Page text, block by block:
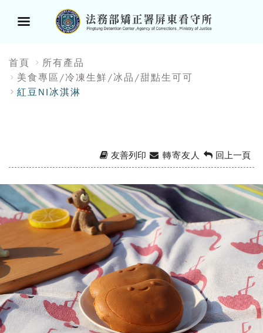
單
按
首頁
所有產品
美食專區/冷凍生鮮/冰品/甜點生可可
紅豆NI冰淇淋
友善列印 轉寄友人 回上一頁